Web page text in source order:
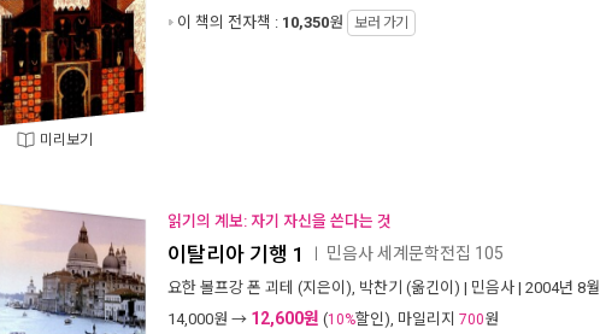
미리보기
이 책의 전자책 : 10,350원 보러 가기
읽기의 계보: 자기 자신을 쓴다는 것
이탈리아 기행 1 민음사 세계문학전집 105
요한 볼프강 폰 괴테 (지은이), 박찬기 (옮긴이) | 민음사 | 2004년 8월
14,000원 → 12,600원 (10%할인), 마일리지 700원